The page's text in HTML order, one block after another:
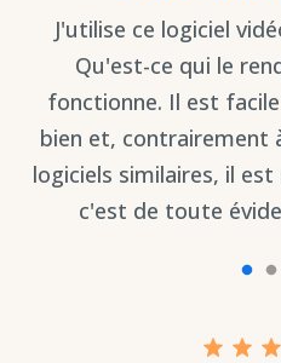
J'utilise ce logiciel
Qu'est-ce qui le
fonctionne. Il est
bien et, contrairement
logiciels similaires, il
c'est de toute